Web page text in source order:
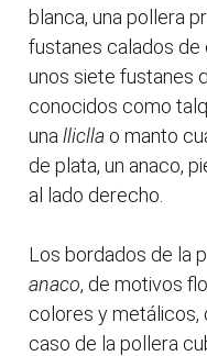
blanca, una pollera
fustanes calados de
unos siete fustanes
conocidos como
una lliclla o manto
de plata, un anaco,
al lado derecho.
Los bordados de la
anaco, de motivos
colores y metálicos,
caso de la pollera